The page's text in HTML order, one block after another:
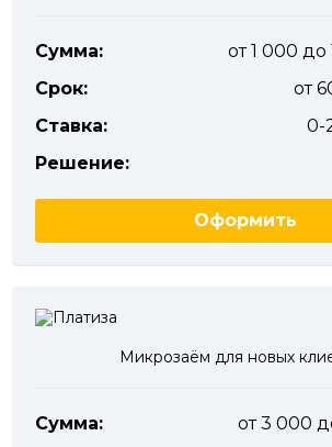
Сумма:
от 1 000
Срок:
от
Ставка:
0-
Решение:
Оформить
Микрозаём для новых
Сумма:
от 3 000